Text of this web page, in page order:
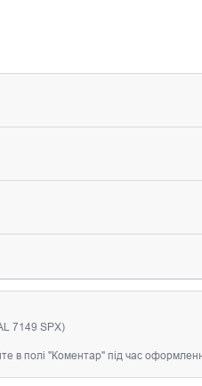
7149 SPX)
в полі "Коментар" під час